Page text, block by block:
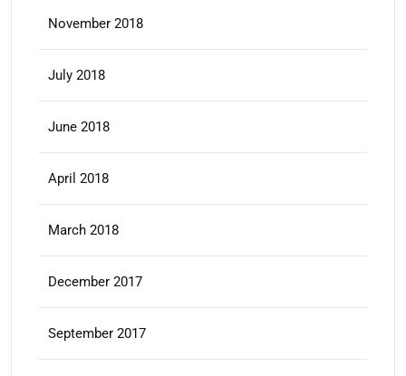
November 2018
July 2018
June 2018
April 2018
March 2018
December 2017
September 2017